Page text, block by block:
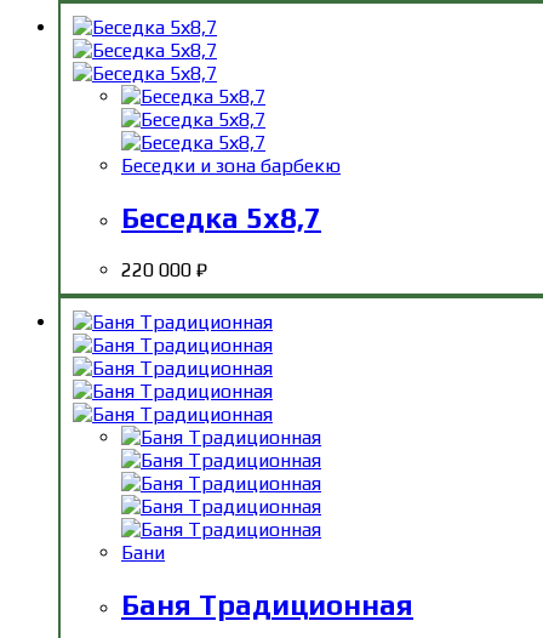
Беседки и зона барбекю
Беседка 5х8,7
220 000 ₽
Бани
Баня Традиционная